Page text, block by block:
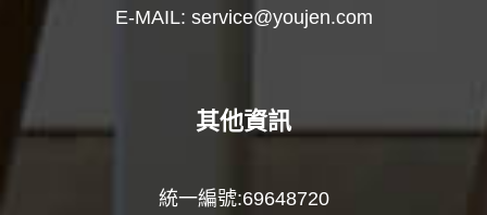
E-MAIL: service@youjen.com
其他資訊
統一編號:69648720